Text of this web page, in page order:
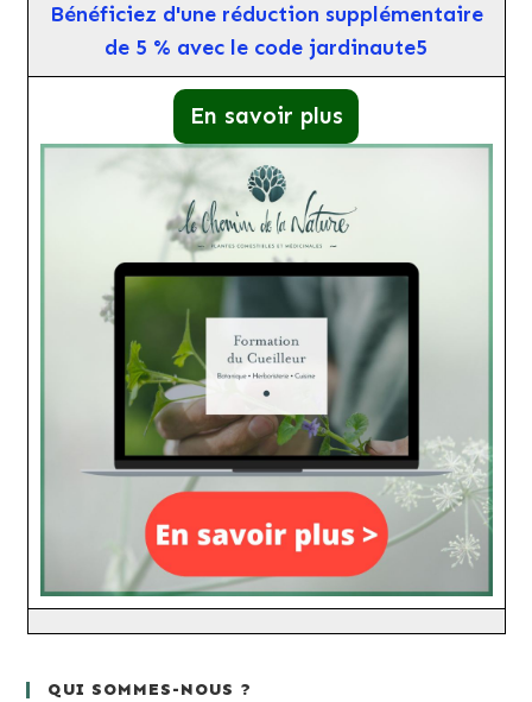
Bénéficiez d'une réduction supplémentaire
de 5 % avec le code jardinaute5
En savoir plus
QUI SOMMES-NOUS ?